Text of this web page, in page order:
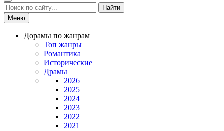
Найти
Меню
Дорамы по жанрам
Топ жанры
Романтика
Исторические
Драмы
2026
2025
2024
2023
2022
2021